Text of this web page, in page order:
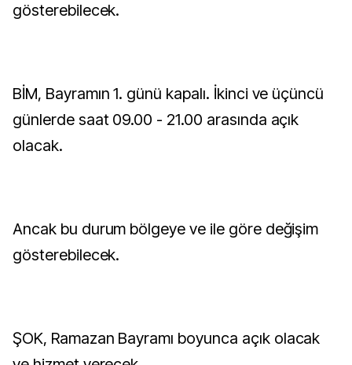
gösterebilecek.
BİM, Bayramın 1. günü kapalı. İkinci ve üçüncü
günlerde saat 09.00 - 21.00 arasında açık
olacak.
Ancak bu durum bölgeye ve ile göre değişim
gösterebilecek.
ŞOK, Ramazan Bayramı boyunca açık olacak